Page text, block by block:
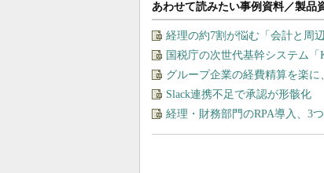
あわせて読みたい事例資料／製品
経理の約7割が悩む「会計と周
国税庁の次世代基幹システム
グループ企業の経費精算を楽
Slack連携不足で承認が形骸化
経理・財務部門のRPA導入、3